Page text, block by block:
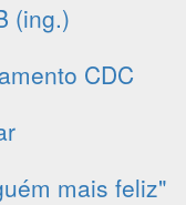
(ing.)
CDC
mais feliz"